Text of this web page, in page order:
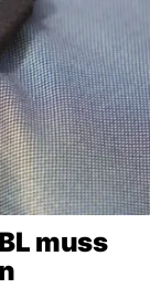
muss